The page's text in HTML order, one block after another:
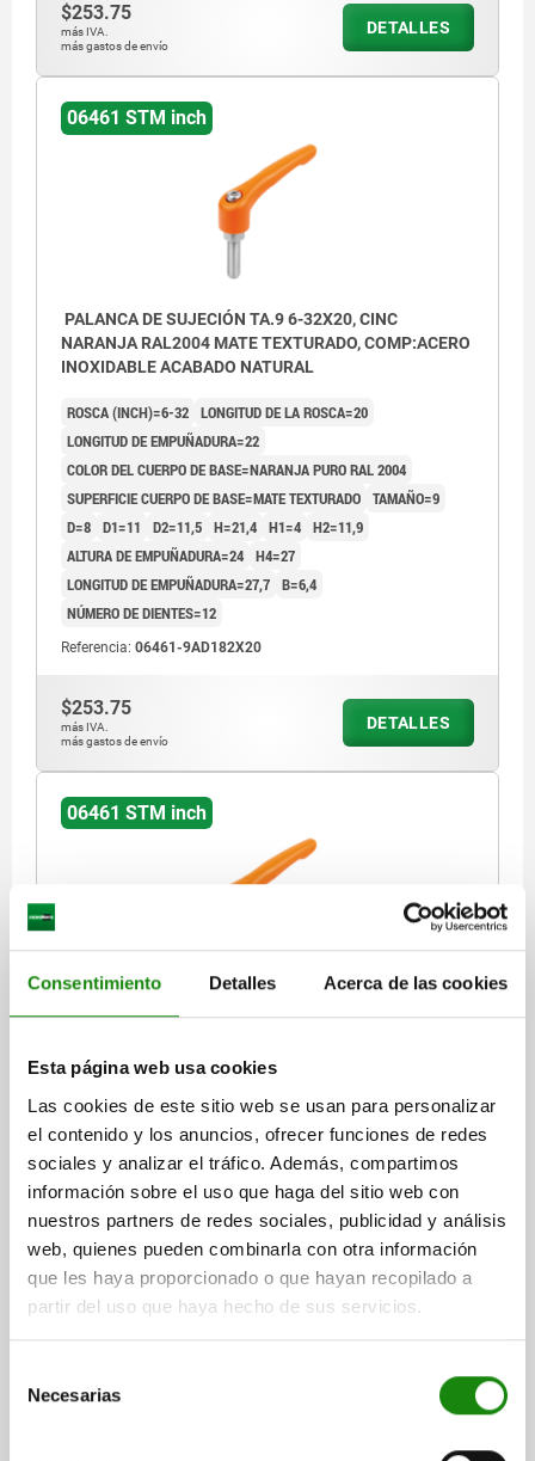
Consentimiento Detalles Acerca de las cookies
Esta página web usa cookies
Las cookies de este sitio web se usan para personalizar
el contenido y los anuncios, ofrecer funciones de redes
sociales y analizar el tráfico. Además, compartimos
información sobre el uso que haga del sitio web con
nuestros partners de redes sociales, publicidad y análisis
web, quienes pueden combinarla con otra información
que les haya proporcionado o que hayan recopilado a
partir del uso que haya hecho de sus servicios.
Necesarias
$253.75
más IVA.
más gastos de envío
DETALLES
06461 STM inch
PALANCA DE SUJECIÓN TA.9 6-32X20, CINC
NARANJA RAL2004 MATE TEXTURADO, COMP:ACERO
INOXIDABLE ACABADO NATURAL
ROSCA (INCH)=6-32 LONGITUD DE LA ROSCA=20
LONGITUD DE EMPUÑADURA=22
COLOR DEL CUERPO DE BASE=NARANJA PURO RAL 2004
SUPERFICIE CUERPO DE BASE=MATE TEXTURADO TAMAÑO=9
D=8 D1=11 D2=11,5 H=21,4 H1=4 H2=11,9
ALTURA DE EMPUÑADURA=24 H4=27
LONGITUD DE EMPUÑADURA=27,7 B=6,4
NÚMERO DE DIENTES=12
Referencia: 06461-9AD182X20
$253.75
más IVA.
más gastos de envío
DETALLES
06461 STM inch
PALANCA DE SUJECIÓN TA.9 6-32X25, CINC
INOXIDABLE ACABADO NATURAL
ROSCA (INCH)=6-32 LONGITUD DE LA ROSCA=25
LONGITUD DE EMPUÑADURA=22
COLOR DEL CUERPO DE BASE=NARANJA PURO RAL 2004
SUPERFICIE CUERPO DE BASE=MATE TEXTURADO
TAMAÑO=9
D=8
D1=11 D2=11,5 H=21,4 H1=4 H2=11,9
ALTURA DE EMPUÑADURA=24
H4=27
LONGITUD DE EMPUÑADURA=27,7 B=6,4
NÚMERO DE DIENTES=12
Referencia:06461-9AD182X25
$253.75
DETALLES